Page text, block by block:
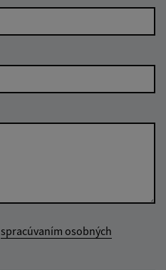
spracúvaním osobných